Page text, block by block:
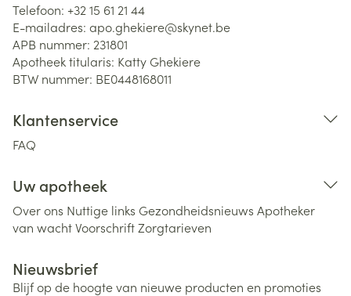
Telefoon: +32 15 61 21 44
E-mailadres: apo.ghekiere@skynet.be
APB nummer: 231801
Apotheek titularis: Katty Ghekiere
BTW nummer: BE0448168011
Klantenservice
FAQ
Uw apotheek
Over ons Nuttige links Gezondheidsnieuws Apotheker
van wachtVoorschriftZorgtarieven
Nieuwsbrief
Blijf op de hoogte van nieuwe producten en promoties